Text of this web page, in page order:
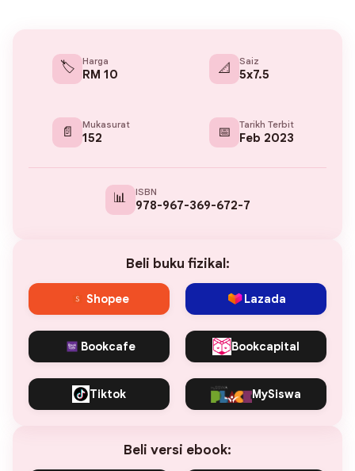
🏷️ Harga
RM 10 📐 Saiz
5x7.5
📄 Mukasurat
152 📅 Tarikh Terbit
Feb 2023
📊 ISBN
978-967-369-672-7
Beli buku fizikal:
Shopee Lazada
Bookcafe Bookcapital
Tiktok MySiswa
Beli versi ebook: